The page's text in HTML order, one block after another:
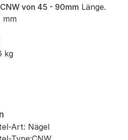
von 45 - 90mm Länge.
mm
kg
Art: Nägel